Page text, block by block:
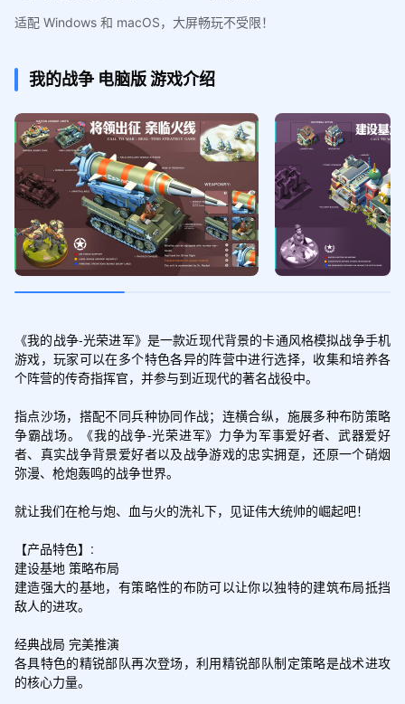
适配 Windows 和 macOS，大屏畅玩不受限！
我的战争 电脑版游戏介绍
《我的战争-光荣进军》是一款近现代背景的卡通风格模拟战争手机
游戏，玩家可以在多个特色各异的阵营中进行选择，收集和培养各
个阵营的传奇指挥官，并参与到近现代的著名战役中。
指点沙场，搭配不同兵种协同作战；连横合纵，施展多种布防策略
争霸战场。《我的战争-光荣进军》力争为军事爱好者、武器爱好
者、真实战争背景爱好者以及战争游戏的忠实拥趸，还原一个硝烟
弥漫、枪炮轰鸣的战争世界。
就让我们在枪与炮、血与火的洗礼下，见证伟大统帅的崛起吧！
【产品特色】:
建设基地 策略布局
建造强大的基地，有策略性的布防可以让你以独特的建筑布局抵挡
敌人的进攻。
经典战局 完美推演
各具特色的精锐部队再次登场，利用精锐部队制定策略是战术进攻
的核心力量。